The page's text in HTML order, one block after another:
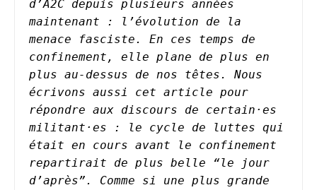
d’A2C depuis plusieurs années
maintenant : l’évolution de la
menace fasciste. En ces temps de
confinement, elle plane de plus en
plus au-dessus de nos têtes.
Nous
écrivons aussi cet article pour
répondre aux discours de certain·es
militant·es : le cycle de luttes qui
était en cours avant le confinement
repartirait de plus belle “le jour
d’après”. Comme si une plus grande